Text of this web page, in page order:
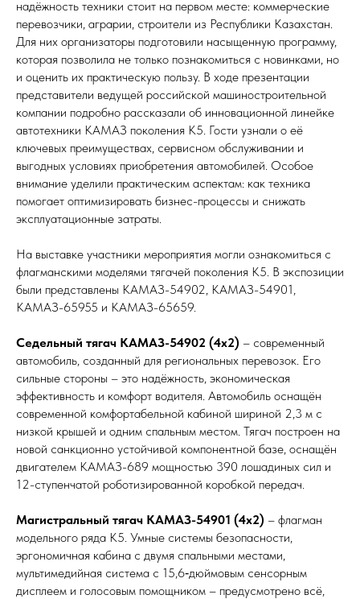
надёжность техники стоит на первом месте: коммерческие
перевозчики, аграрии, строители из Республики Казахстан.
Для них организаторы подготовили насыщенную программу,
которая позволила не только познакомиться с новинками, но
и оценить их практическую пользу. В ходе презентации
представители ведущей российской машиностроительной
компании подробно рассказали об инновационной линейке
автотехники КАМАЗ поколения К5. Гости узнали о её
ключевых преимуществах, сервисном обслуживании и
выгодных условиях приобретения автомобилей. Особое
внимание уделили практическим аспектам: как техника
помогает оптимизировать бизнес-процессы и снижать
эксплуатационные затраты.
На выставке участники мероприятия могли ознакомиться с
флагманскими моделями тягачей поколения К5. В экспозиции
были представлены КАМАЗ-54902, КАМАЗ-54901,
КАМАЗ-65955 и КАМАЗ-65659.
Седельный тягач КАМАЗ-54902 (4х2) – современный
автомобиль, созданный для региональных перевозок. Его
сильные стороны – это надёжность, экономическая
эффективность и комфорт водителя. Автомобиль оснащён
современной комфортабельной кабиной шириной 2,3 м с
низкой крышей и одним спальным местом. Тягач построен на
новой санкционно устойчивой компонентной базе, оснащён
двигателем KAMAЗ-689 мощностью 390 лошадиных сил и
12-ступенчатой роботизированной коробкой передач.
Магистральный тягач КАМАЗ-54901 (4х2) – флагман
модельного ряда К5. Умные системы безопасности,
эргономичная кабина с двумя спальными местами,
мультимедийная система с 15,6‑дюймовым сенсорным
дисплеем и голосовым помощником – предусмотрено всё,